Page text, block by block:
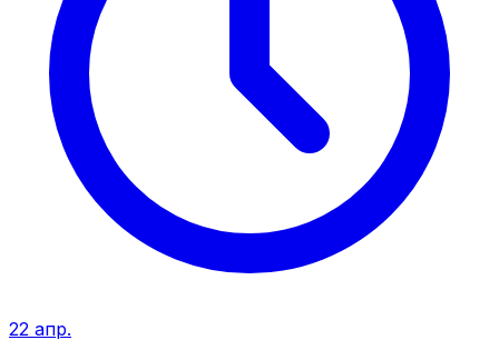
22 апр.